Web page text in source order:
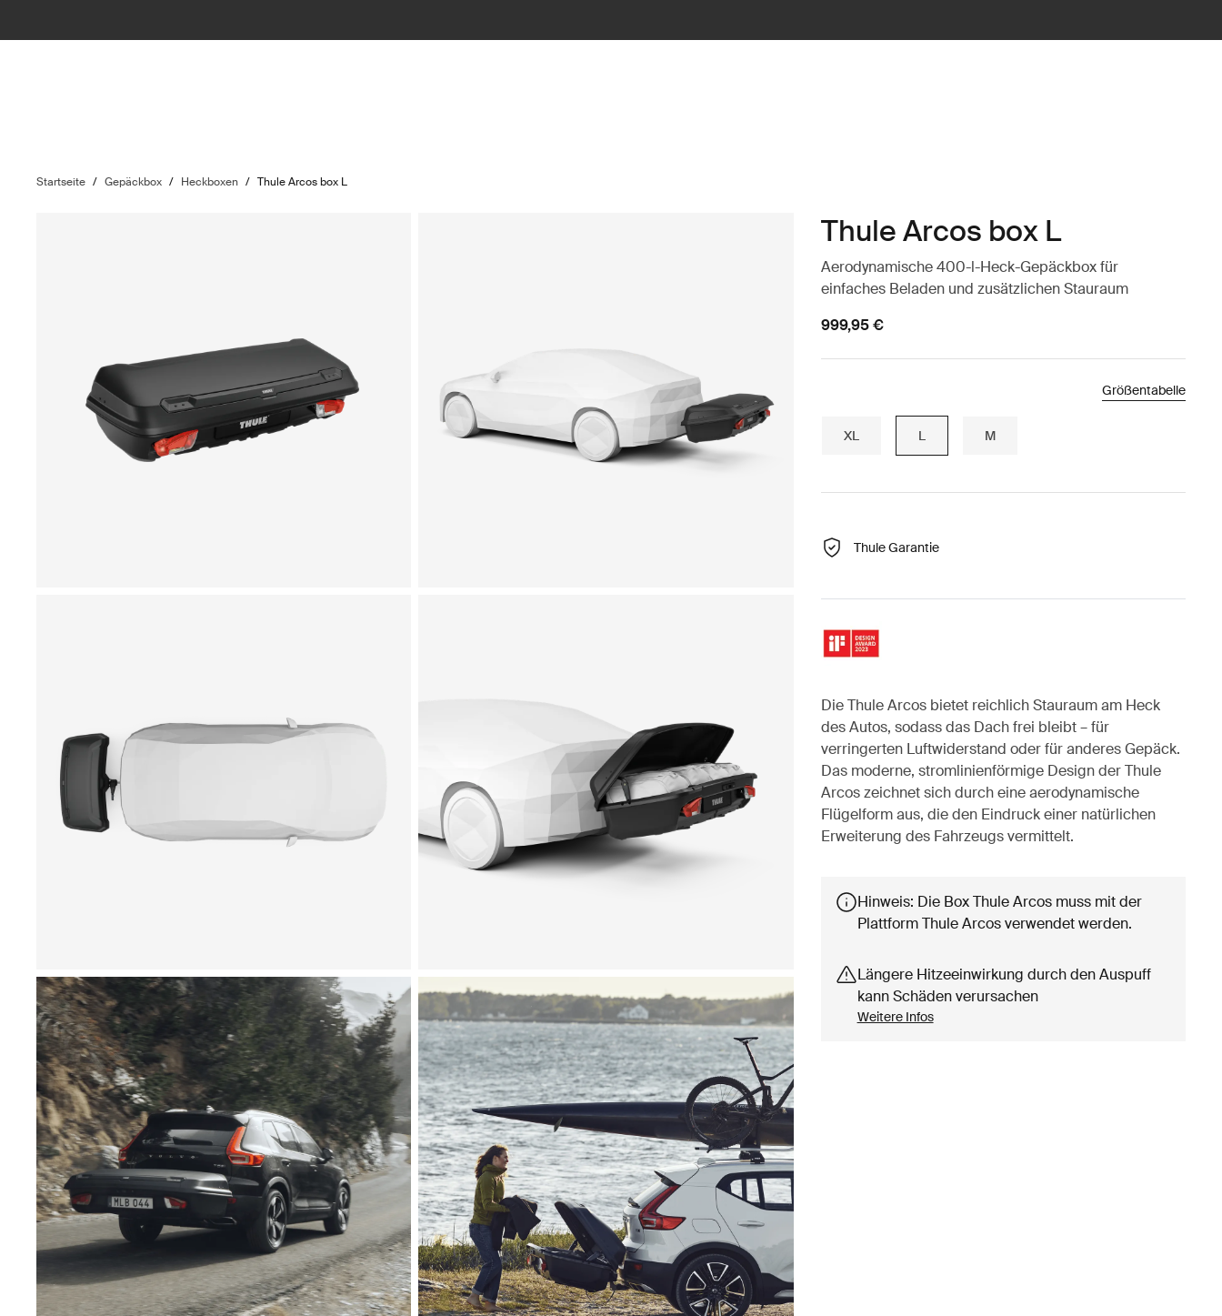
Startseite / Gepäckbox / Heckboxen / Thule Arcos box L
Thule Arcos box L
Aerodynamische 400-l-Heck-Gepäckbox für
einfaches Beladen und zusätzlichen Stauraum
999,95 €
Größentabelle
XL L M
Thule Garantie
Die Thule Arcos bietet reichlich Stauraum am Heck
des Autos, sodass das Dach frei bleibt – für
verringerten Luftwiderstand oder für anderes Gepäck.
Das moderne, stromlinienförmige Design der Thule
Arcos zeichnet sich durch eine aerodynamische
Flügelform aus, die den Eindruck einer natürlichen
Erweiterung des Fahrzeugs vermittelt.
Hinweis: Die Box Thule Arcos muss mit der
Plattform Thule Arcos verwendet werden.
Längere Hitzeeinwirkung durch den Auspuff
kann Schäden verursachen
Weitere Infos